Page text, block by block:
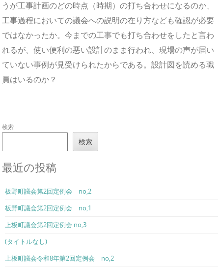
うが工事計画のどの時点（時期）の打ち合わせになるのか、
工事過程においての議会への説明の在り方なども確認が必要
ではなかったか。今までの工事でも打ち合わせをしたと言わ
れるが、使い便利の悪い設計のまま行われ、現場の声が届い
ていない事例が見受けられたからである。設計図を読める職
員はいるのか？
検索
検索
最近の投稿
板野町議会第2回定例会 no,2
板野町議会第2回定例会 no,1
上板町議会第2回定例会 no,3
(タイトルなし)
上板町議会令和8年第2回定例会 no,2